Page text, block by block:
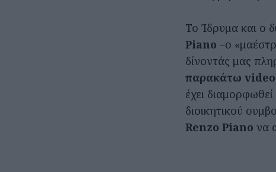
Το Ίδρυμα και ο
Piano –ο
δίνοντάς μας
παρακάτω video
έχει
διοικητικού
Renzo Piano να